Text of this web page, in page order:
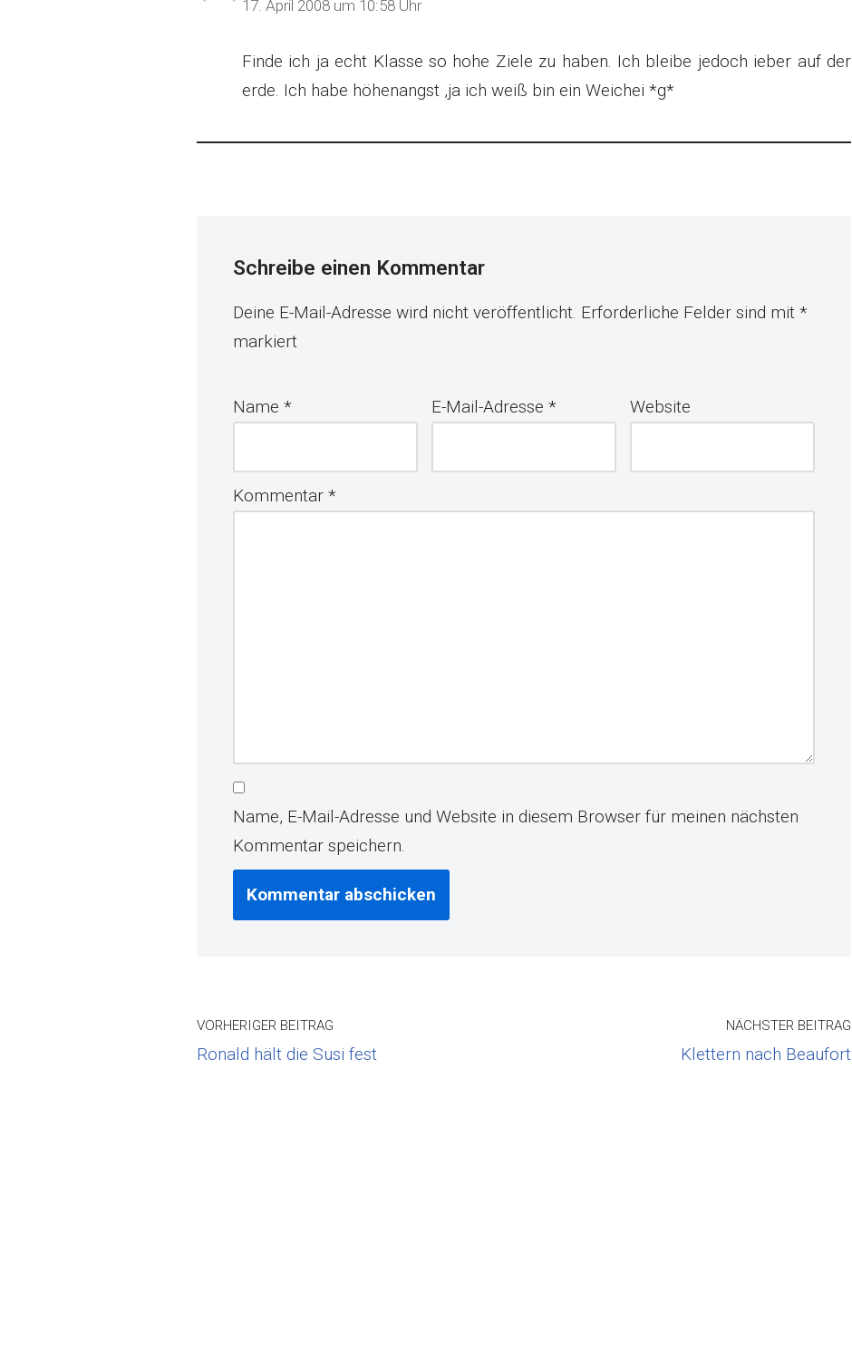
17. April 2008 um 10:58 Uhr
Finde ich ja echt Klasse so hohe Ziele zu haben. Ich bleibe jedoch ieber auf der
erde. Ich habe höhenangst ,ja ich weiß bin ein Weichei *g*
Schreibe einen Kommentar
Deine E-Mail-Adresse wird nicht veröffentlicht. Erforderliche Felder sind mit *
markiert
Name * E-Mail-Adresse * Website
Kommentar *
Name, E-Mail-Adresse und Website in diesem Browser für meinen nächsten
Kommentar speichern.
VORHERIGER BEITRAG
Ronald hält die Susi fest
NÄCHSTER BEITRAG
Klettern nach Beaufort